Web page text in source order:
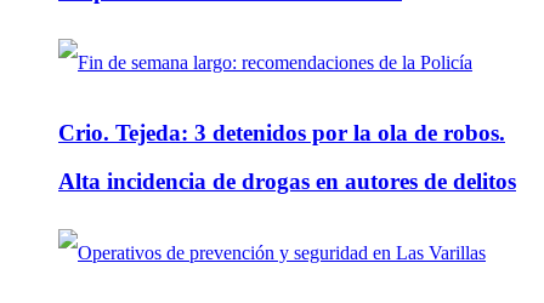
Crio. Tejeda: 3 detenidos por la ola de robos.
Alta incidencia de drogas en autores de delitos